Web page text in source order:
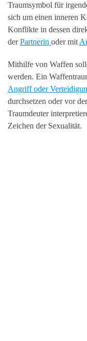
Traumsymbol für
sich um einen inneren
Konflikte in dessen
derPartnerin oder mit
Mithilfe von Waffen
werden. Ein
Angriff oder
durchsetzen oder vor
Traumdeuter
Zeichen der Sexualität.